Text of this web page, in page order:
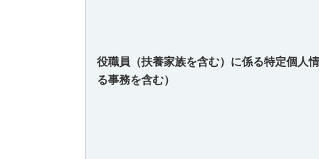
役職員（扶養家族を含む）に係る特定個人
る事務を含む）